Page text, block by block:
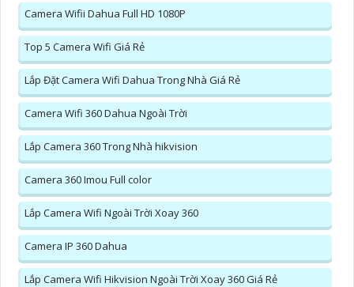
Camera Wifii Dahua Full HD 1080P
Top 5 Camera Wifi Giá Rẻ
Lắp Đặt Camera Wifi Dahua Trong Nhà Giá Rẻ
Camera Wifi 360 Dahua Ngoài Trời
Lắp Camera 360 Trong Nhà hikvision
Camera 360 Imou Full color
Lắp Camera Wifi Ngoài Trời Xoay 360
Camera IP 360 Dahua
Lắp Camera Wifi Hikvision Ngoài Trời Xoay 360 Giá Rẻ